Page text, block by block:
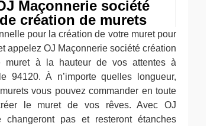
Maçonnerie société
création de murets
pour la création de votre muret pour
appelez OJ Maçonnerie société création
muret à la hauteur de vos attentes à
94120. À n’importe quelles longueur,
vous pouvez commander en toute
le muret de vos rêves. Avec OJ
changeront pas et resteront étanches